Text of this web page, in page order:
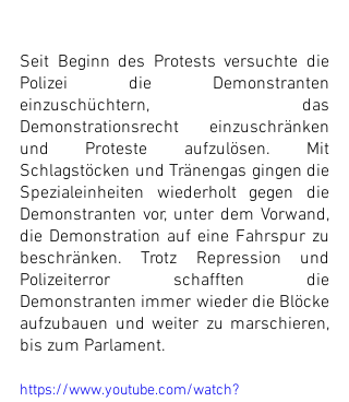
Seit Beginn des Protests versuchte die
Polizei die Demonstranten
einzuschüchtern, das
Demonstrationsrecht einzuschränken
und Proteste aufzulösen. Mit
Schlagstöcken und Tränengas gingen die
Spezialeinheiten wiederholt gegen die
Demonstranten vor, unter dem Vorwand,
die Demonstration auf eine Fahrspur zu
beschränken. Trotz Repression und
Polizeiterror schafften die
Demonstranten immer wieder die Blöcke
aufzubauen und weiter zu marschieren,
bis zum Parlament.
https://www.youtube.com/watch?